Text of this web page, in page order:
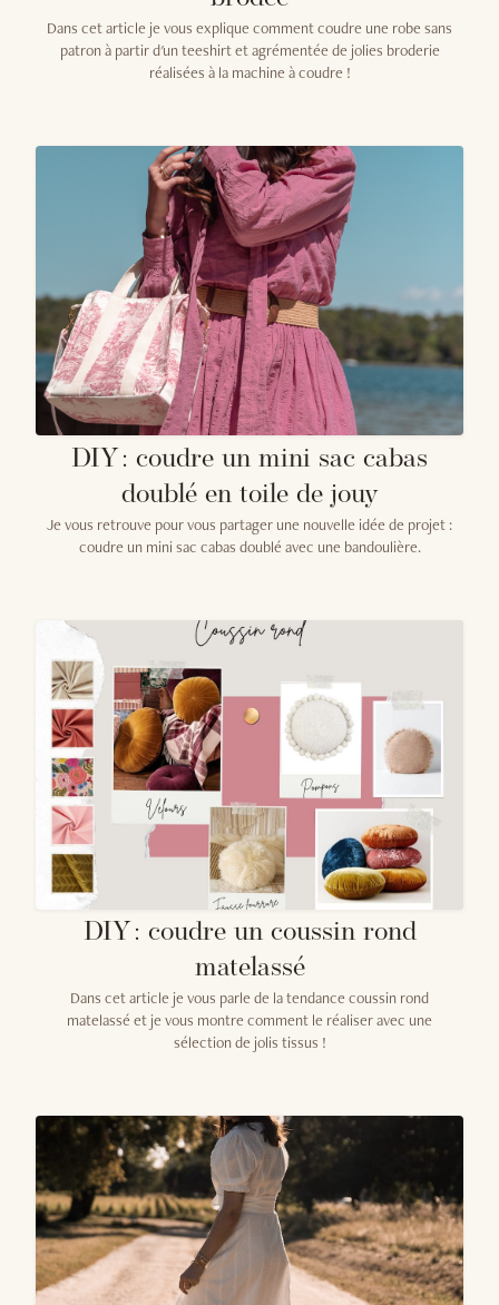
Dans cet article je vous explique comment coudre une robe sans
patron à partir d'un teeshirt et agrémentée de jolies broderie
réalisées à la machine à coudre !
DIY : coudre un mini sac cabas
doublé en toile de jouy
Je vous retrouve pour vous partager une nouvelle idée de projet :
coudre un mini sac cabas doublé avec une bandoulière.
DIY : coudre un coussin rond
matelassé
Dans cet article je vous parle de la tendance coussin rond
matelassé et je vous montre comment le réaliser avec une
sélection de jolis tissus !